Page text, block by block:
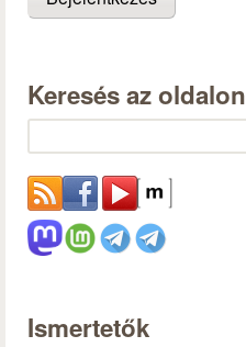
Keresés az oldalon
Ismertetők